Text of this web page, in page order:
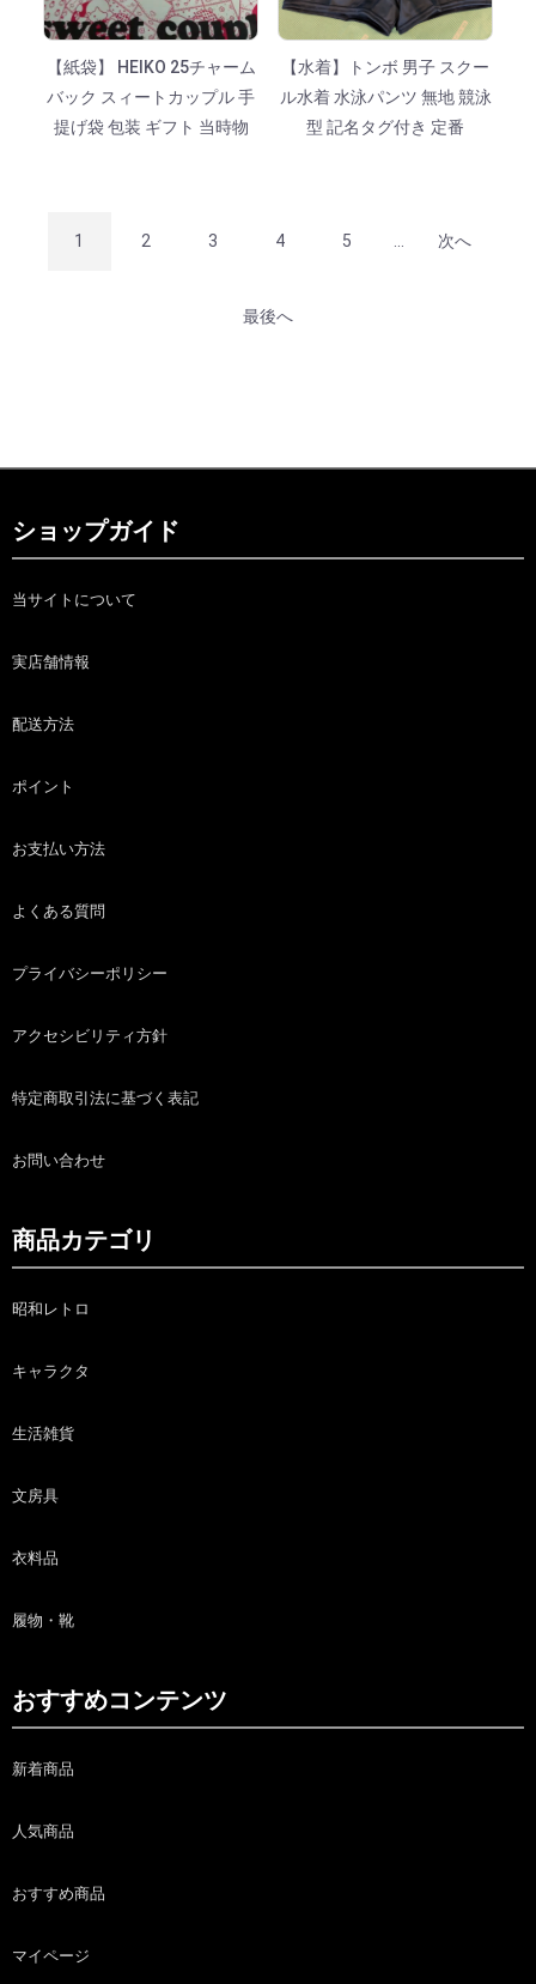
【紙袋】 HEIKO 25チャーム
バック スィートカップル 手
提げ袋 包装 ギフト 当時物
【水着】トンボ 男子 スクー
ル水着 水泳パンツ 無地 競泳
型 記名タグ付き 定番
1 2 3 4 5 ... 次へ
最後へ
ショップガイド
当サイトについて
実店舗情報
配送方法
ポイント
お支払い方法
よくある質問
プライバシーポリシー
アクセシビリティ方針
特定商取引法に基づく表記
お問い合わせ
商品カテゴリ
昭和レトロ
キャラクタ
生活雑貨
文房具
衣料品
履物・靴
おすすめコンテンツ
新着商品
人気商品
おすすめ商品
マイページ